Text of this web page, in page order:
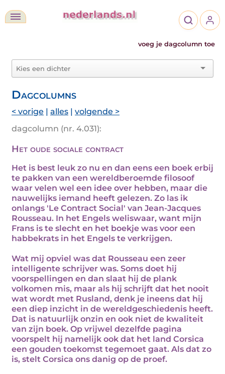
voeg je dagcolumn toe
Dagcolumns
< vorige | alles | volgende >
dagcolumn (nr. 4.031):
Het oude sociale contract
Het is best leuk zo nu en dan eens een boek erbij
te pakken van een wereldberoemde filosoof
waar velen wel een idee over hebben, maar die
nauwelijks iemand heeft gelezen. Zo las ik
onlangs 'Le Contract Social' van Jean-Jacques
Rousseau. In het Engels weliswaar, want mijn
Frans is te slecht en het boekje was voor een
habbekrats in het Engels te verkrijgen.
Wat mij opviel was dat Rousseau een zeer
intelligente schrijver was. Soms doet hij
voorspellingen en dan slaat hij de plank
volkomen mis, maar als hij schrijft dat het nooit
wat wordt met Rusland, denk je ineens dat hij
een diep inzicht in de wereldgeschiedenis heeft.
Dat is natuurlijk onzin en ook niet de kwaliteit
van zijn boek. Op vrijwel dezelfde pagina
voorspelt hij namelijk ook dat het land Corsica
een gouden toekomst tegemoet gaat. Als dat zo
is, stelt Corsica ons danig op de proef.